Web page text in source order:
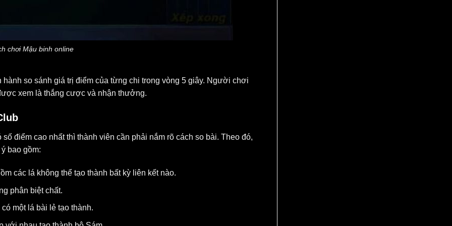
chơi Mậu binh online
so sánh giá trị điểm của từng chi trong vòng 5 giây. Người chơi
xem là thắng cược và nhận thưởng.
điểm cao nhất thì thành viên cần phải nắm rõ cách so bài. Theo đó,
bao gồm:
các lá không thể tạo thành bất kỳ liên kết nào.
phân biệt chất.
một lá bài lẻ tạo thành.